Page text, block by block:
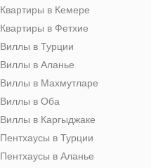
Квартиры в Кемере
Квартиры в Фетхие
Виллы в Турции
Виллы в Аланье
Виллы в Махмутларе
Виллы в Оба
Виллы в Каргыджаке
Пентхаусы в Турции
Пентхаусы в Аланье